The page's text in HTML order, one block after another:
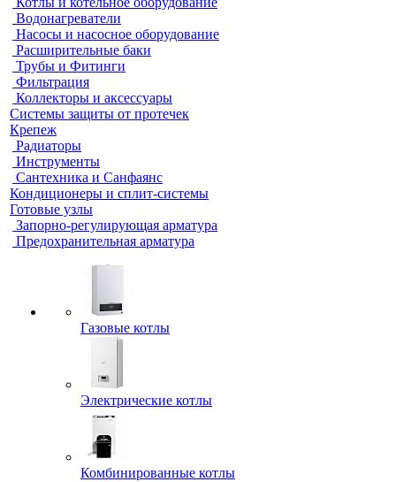
Водонагреватели
Насосы и насосное оборудование
Расширительные баки
Трубы и Фитинги
Фильтрация
Коллекторы и аксессуары
Системы защиты от протечек
Крепеж
Радиаторы
Инструменты
Сантехника и Санфаянс
Кондиционеры и сплит-системы
Готовые узлы
Запорно-регулирующая арматура
Предохранительная арматура
Газовые котлы
Электрические котлы
Комбинированные котлы